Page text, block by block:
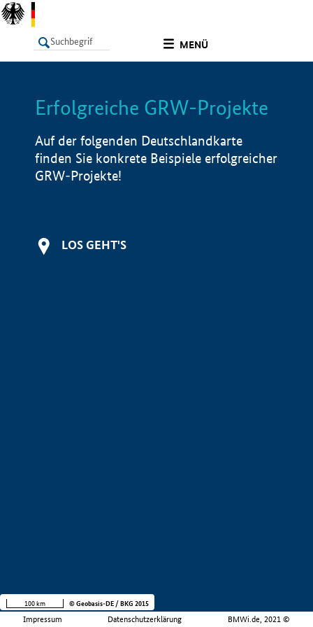
MENÜ
LISTE Info
Erfolgreiche GRW-Projekte
Auf der folgenden Deutschlandkarte
finden Sie konkrete Beispiele erfolgreicher
GRW-Projekte!
LOS GEHT'S
Impressum Datenschutzerklärung BMWi.de, 2021 ©
100 km © Geobasis-DE / BKG 2015